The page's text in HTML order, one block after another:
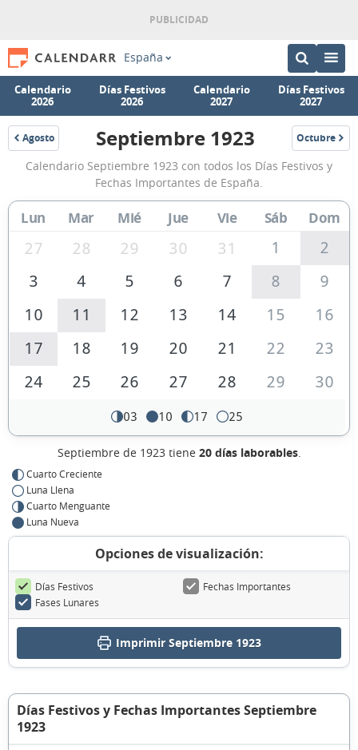
España
Calendario
2026
Días Festivos
2026
Calendario
2027
Días Festivos
2027
Agosto
1923
Calendario
Septiembre
1923
de
España
Septiembre 1923 Octubre
1923
Calendario Septiembre 1923 con todos los Días Festivos y
Fechas Importantes de España.
Lun Mar Mié Jue Vie Sáb Dom
27 28 29 30 31 1
2
3
4 5 6 7 8
9
10
11 12 13 14 15
16
17
18 19 20 21 22
23
24
25 26 27 28 29 30
03 10 17 25
Septiembre de 1923 tiene 20 días laborables.
Cuarto Creciente
Luna Llena
Cuarto Menguante
Luna Nueva
Opciones de visualización:
Días Festivos
Fechas Importantes
Fases Lunares
Imprimir Septiembre 1923
Días Festivos y Fechas Importantes Septiembre
1923